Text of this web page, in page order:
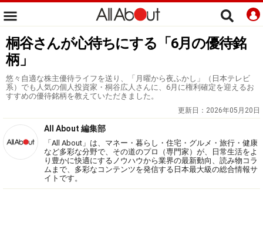
桐谷さんが心待ちにする「6月の優待銘
柄」
悠々自適な株主優待ライフを送り、「月曜から夜ふかし」（日本テレビ
系）でも人気の個人投資家・桐谷広人さんに、6月に権利確定を迎えるお
すすめの優待銘柄を教えていただきました。
更新日： 2026年05月20日
All About 編集部
「All About」は、マネー・暮らし・住宅・グルメ・旅行・健康
など多彩な分野で、その道のプロ（専門家）が、日常生活をよ
り豊かに快適にするノウハウから業界の最新動向、読み物コラ
ムまで、多彩なコンテンツを発信する日本最大級の総合情報サ
イトです。